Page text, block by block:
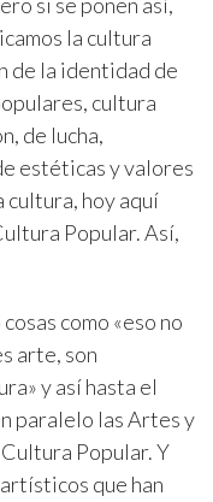
la cultura
de la identidad de
cultura
de lucha,
estéticas y valores
hoy aquí
Popular. Así,
como «eso no
arte, son
y así hasta el
paralelo las Artes y
Popular. Y
que han